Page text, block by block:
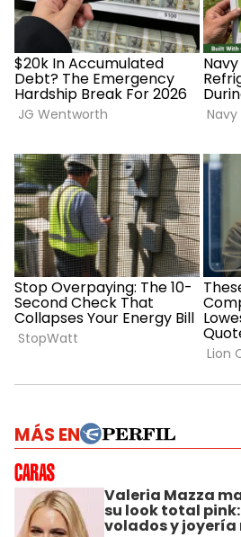
MÁS EN
Valeria Mazza
su look total
volados y